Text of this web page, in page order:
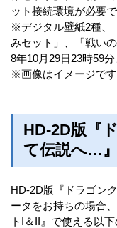
ット接続環境が必要で
※デジタル壁紙2種、
みセット」、「戦い
8年10月29日23時59分
※画像はイメージです
HD-2D版『
て伝説へ…
HD-2D版『ドラゴン
ータをお持ちの場合
トI＆II』で使える以